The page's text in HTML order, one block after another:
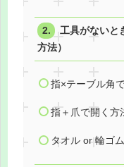
工具がないと
方法）
指×テーブル角
指＋爪で開く方
タオル or 輪ゴ